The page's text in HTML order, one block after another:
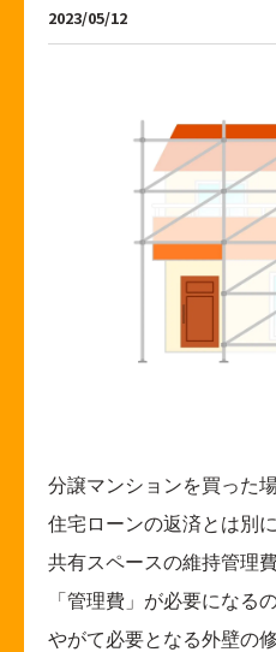
2023/05/12
分譲マンションを買った場
住宅ローンの返済とは別に
共有スペースの維持管理
「管理費」が必要になるの
やがて必要となる外壁の